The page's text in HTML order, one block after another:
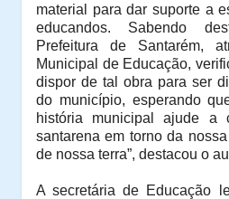
material para dar suporte a
educandos. Sabendo
Prefeitura de Santarém,
Municipal de Educação,
dispor de tal obra para ser
do município, esperando
história municipal ajude a
santarena em torno da
de nossa terra”, destacou o
A secretária de Educação